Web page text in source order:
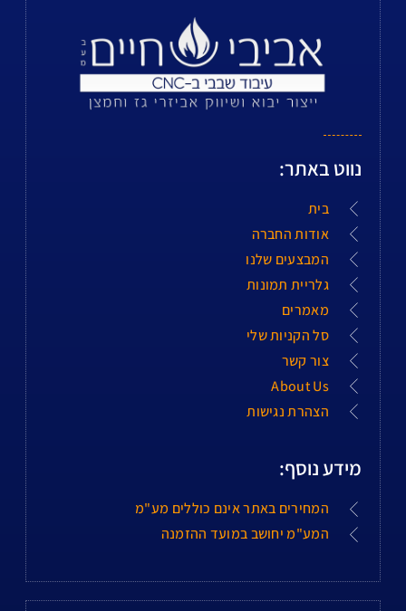
נווט באתר:
בית
אודות החברה
המבצעים שלנו
גלריית תמונות
מאמרים
סל הקניות שלי
צור קשר
About Us
הצהרת נגישות
מידע נוסף:
המחירים באתר אינם כוללים מע"מ
המע"מ יחושב במועד ההזמנה